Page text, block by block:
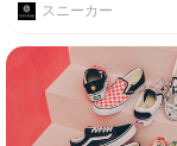
スニーカー